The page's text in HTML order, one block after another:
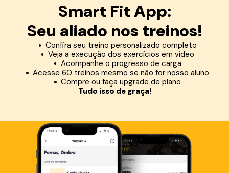
Smart Fit App:
Seu aliado nos treinos!
Confira seu treino personalizado completo
Veja a execução dos exercícios em vídeo
Acompanhe o progresso de carga
Acesse 60 treinos mesmo se não for nosso aluno
Compre ou faça upgrade de plano
Tudo isso de graça!